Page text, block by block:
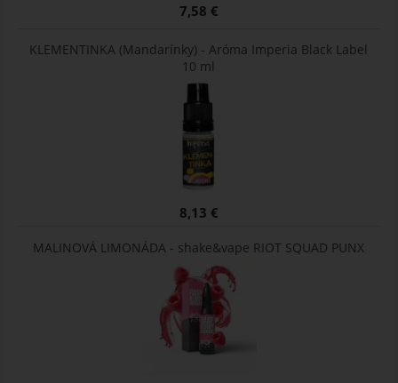
7,58 €
KLEMENTINKA (Mandarínky) - Aróma Imperia Black Label
10 ml
8,13 €
MALINOVÁ LIMONÁDA - shake&vape RIOT SQUAD PUNX